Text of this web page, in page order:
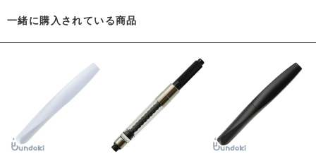
一緒に購入されている商品